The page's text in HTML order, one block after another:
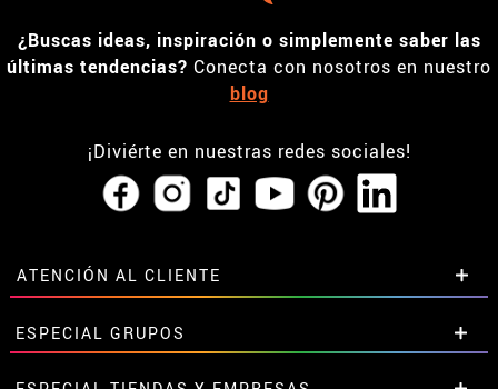
¿Buscas ideas, inspiración o simplemente saber las
últimas tendencias? Conecta con nosotros en nuestro
blog
¡Diviérte en nuestras redes sociales!
ATENCIÓN AL CLIENTE
• Horario tienda IBI
•Descuento estudiantes
• Sobre nosotros
ESPECIAL GRUPOS